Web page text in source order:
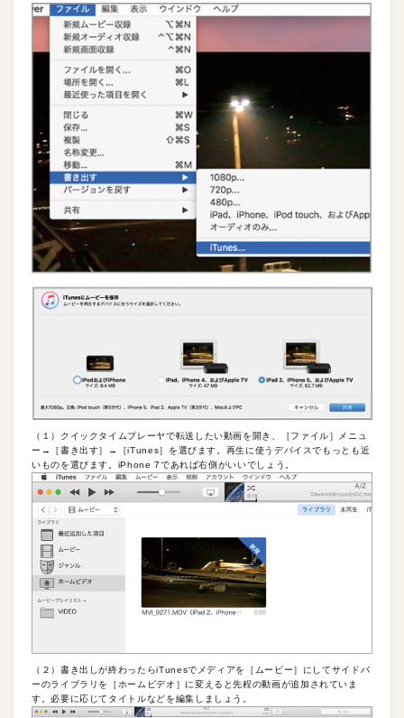
（１）クイックタイムプレーヤで転送したい動画を開き、［ファイル］メニュ
ー→［書き出す］→［iTunes］を選びます。再生に使うデバイスでもっとも近
いものを選びます。iPhone 7であれば右側がいいでしょう。
（２）書き出しが終わったらiTunesでメディアを［ムービー］にしてサイドバ
ーのライブラリを［ホームビデオ］に変えると先程の動画が追加されていま
す。必要に応じてタイトルなどを編集しましょう。